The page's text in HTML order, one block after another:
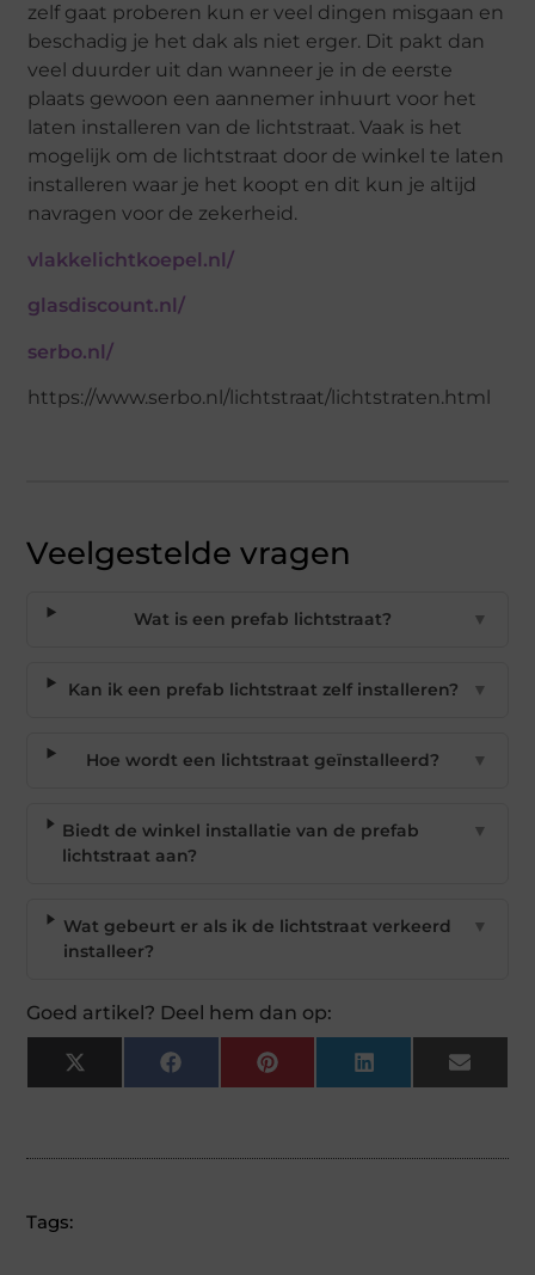
zelf gaat proberen kun er veel dingen misgaan en
beschadig je het dak als niet erger. Dit pakt dan
veel duurder uit dan wanneer je in de eerste
plaats gewoon een aannemer inhuurt voor het
laten installeren van de lichtstraat. Vaak is het
mogelijk om de lichtstraat door de winkel te laten
installeren waar je het koopt en dit kun je altijd
navragen voor de zekerheid.
vlakkelichtkoepel.nl/
glasdiscount.nl/
serbo.nl/
https://www.serbo.nl/lichtstraat/lichtstraten.html
Veelgestelde vragen
Wat is een prefab lichtstraat? ▼
Kan ik een prefab lichtstraat zelf installeren? ▼
Hoe wordt een lichtstraat geïnstalleerd? ▼
Biedt de winkel installatie van de prefab
lichtstraat aan?
▼
Wat gebeurt er als ik de lichtstraat verkeerd
installeer?
▼
Goed artikel? Deel hem dan op:
X
(Twitter)
Facebook Pinterest LinkedIn Email
Tags: